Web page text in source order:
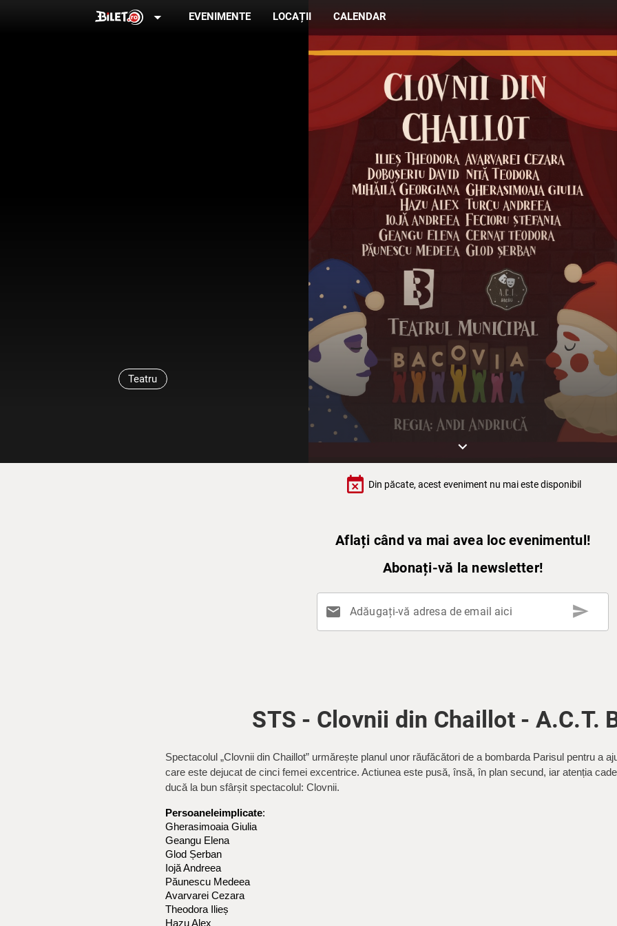
arrow_drop_down EVENIMENTE LOCAȚII CALENDAR
Teatru
keyboard_arrow_down
event_busy Din păcate, acest eveniment nu mai este disponibil
Aflați când va mai avea loc evenimentul!
Abonați-vă la newsletter!
mail Adăugați-vă adresa de email aici send
STS - Clovnii din Chaillot - A.C.T.
Spectacolul „Clovnii din Chaillot” urmărește planul unor răufăcători de a bombarda Parisul pentru a
care este dejucat de cinci femei excentrice. Actiunea este pusă, însă, în plan secund, iar atenția
ducă la bun sfârșit spectacolul: Clovnii.
Persoaneleimplicate:
Gherasimoaia Giulia
Geangu Elena
Glod Șerban
Iojă Andreea
Păunescu Medeea
Avarvarei Cezara
Theodora Ilieș
Hazu Alex